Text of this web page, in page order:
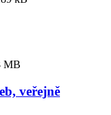
MB
veřejně